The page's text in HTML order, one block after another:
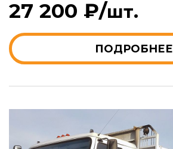
27 200 ₽/шт.
ПОДРОБНЕЕ